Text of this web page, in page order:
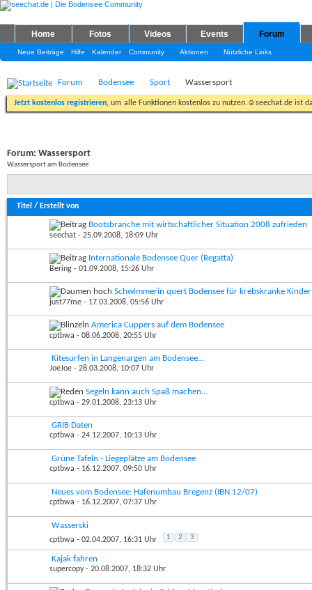
Home Fotos Videos Events Forum
Neue Beiträge Hilfe Kalender Community Aktionen Nützliche Links
Forum Bodensee Sport Wassersport
Jetzt kostenlos registrieren, um alle Funktionen kostenlos zu nutzen.☺seechat.de ist
Forum: Wassersport
Wassersport am Bodensee
Titel / Erstellt von
Bootsbranche mit wirtschaftlicher Situation 2008 zufrieden
seechat - 25.09.2008, 18:09 Uhr
Internationale Bodensee Quer (Regatta)
Bering - 01.09.2008, 15:26 Uhr
Schwimmerin quert Bodensee für krebskranke Kinder
just77me - 17.03.2008, 05:56 Uhr
America Cuppers auf dem Bodensee
cptbwa - 08.06.2008, 20:55 Uhr
Kitesurfen in Langenargen am Bodensee...
JoeJoe - 28.03.2008, 10:07 Uhr
Segeln kann auch Spaß machen...
cptbwa - 29.01.2008, 23:13 Uhr
GRIB Daten
cptbwa - 24.12.2007, 10:13 Uhr
Grüne Tafeln - Liegeplätze am Bodensee
cptbwa - 16.12.2007, 09:50 Uhr
Neues vom Bodensee: Hafenumbau Bregenz (IBN 12/07)
cptbwa - 16.12.2007, 07:37 Uhr
Wasserski
cptbwa - 02.04.2007, 16:31 Uhr 1 2 3
Kajak fahren
supercopy- 20.08.2007, 18:32 Uhr